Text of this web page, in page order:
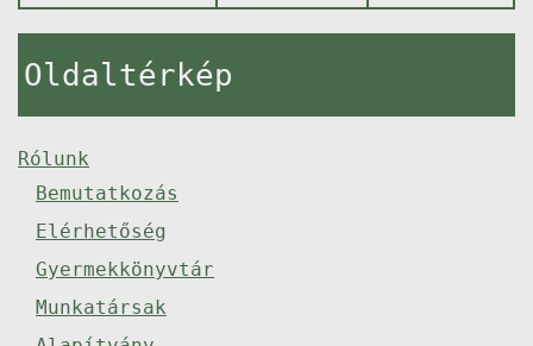
Oldaltérkép
Rólunk
Bemutatkozás
Elérhetőség
Gyermekkönyvtár
Munkatársak